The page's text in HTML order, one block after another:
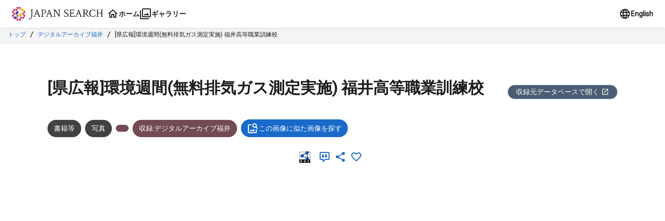
本文に飛ぶ
ホーム ギャラリー English
トップ デジタルアーカイブ福井 [県広報]環境週間(無料排気ガス測定実施) 福井高等職業訓練校
[県広報]環境週間(無料排気ガス測定実施) 福井高等職業訓練校 収録元データベースで開く
書籍等 写真 収録:デジタルアーカイブ福井 この画像に似た画像を探す